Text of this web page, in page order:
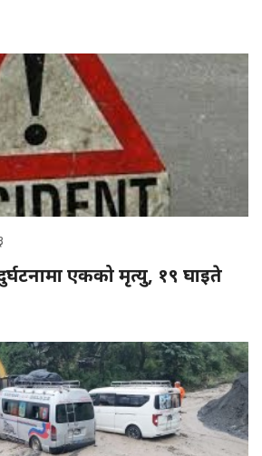
दुर्घटनामा एकको मृत्यु, १९ घाइते